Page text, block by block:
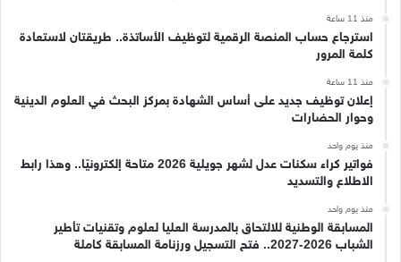
منذ 11 ساعة
استرجاع حساب المنصة الرقمية لتوظيف الأساتذة.. طريقتان لاستعادة
كلمة المرور
منذ 11 ساعة
إعلان توظيف جديد على أساس الشهادة بمركز البحث في العلوم الدينية
وحوار الحضارات
منذ يوم واحد
فواتير كراء سكنات عدل لشهر جويلية 2026 متاحة إلكترونيًا.. وهذا رابط
الاطلاع والتسديد
منذ يوم واحد
المسابقة الوطنية للالتحاق بالمدرسة العليا لعلوم وتقنيات تأطير
الشباب 2026-2027.. فتح التسجيل ورزنامة المسابقة كاملة